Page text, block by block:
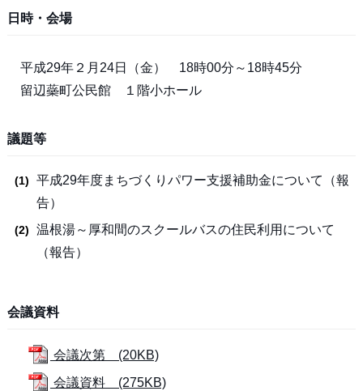
日時・会場
平成29年２月24日（金） 18時00分～18時45分
留辺蘂町公民館 １階小ホール
議題等
平成29年度まちづくりパワー支援補助金について（報
告）
温根湯～厚和間のスクールバスの住民利用について
（報告）
会議資料
会議次第 (20KB)
会議資料 (275KB)